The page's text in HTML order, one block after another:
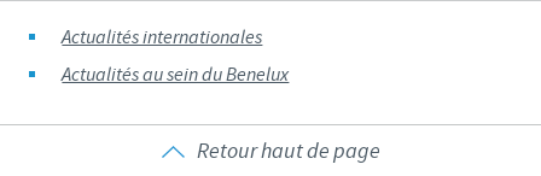
Actualités internationales
Actualités au sein du Benelux
Retour haut de page